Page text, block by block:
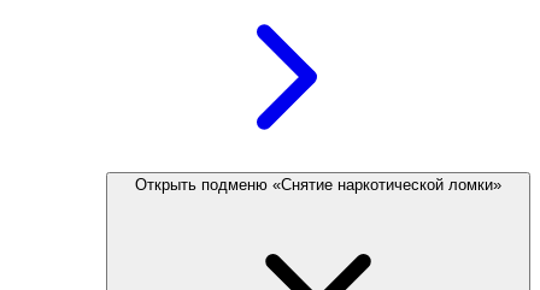
Открыть подменю «Снятие наркотической ломки»